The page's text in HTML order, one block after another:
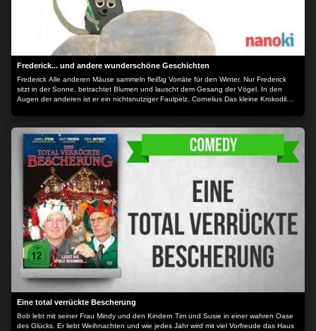
Frederick... und andere wunderschöne Geschichten
Frederick Alle anderen Mäuse sammeln fleißig Vorräte für den Winter. Nur Frederick
sitzt in der Sonne, betrachtet Blumen und lauscht dem Gesang der Vögel. In den
Augen der anderen ist er ein nichtsnutziger Faulpelz. Cornelius Das kleine Krokodil
Leben geht. Alle anderen Krokodile sind natürlich der Meinung, dass ein ordentliches
Krokodil sich auf allen Vieren fortbewegt. Sie machen ihm das Leben schwer mit ihren
ständigen Vorwürfen. It`s mine "Das ist meins!“ “Nein, gib her, das ist meins!“ So geht
das den lieben langen Tag. Keine Stunde vergeht, ohne dass sich Milton, Rupert und
Lydia, die drei kleinen Frösche, nicht um irgendetwas streiten. Selbst der alten weisen
Kröte gelingt es nicht, die Streithähne zu versöhnen. Fish is Fish Ein kleiner Fisch will
wie sein Freund, die Kaulquappe, eines Tages den Teich verlassen, um die Kühe mit
den Hörnern, die Menschen auf zwei Beinen, die Vögel in der Luft und die
riesengroßen Bäume zu sehen. Swimmy Swimmy sieht nicht nur anders aus als die
anderen kleinen Fische - er ist schwarz und die anderen sind rot - er schwimmt auch
schneller als alle anderen. Deshalb entkommt Swimmy auch als einziger dem großen,
gefräßigen Thunfisch. Jetzt schwimmt er allein durch den weiten Ozean. Der Inhalt
wird bereitgestellt von: PLAION PICTURES GmbH, Lochhamer Str. 9, 82152
Planegg/München
Eine total verrückte Bescherung
Bob lebt mit seiner Frau Mindy und den Kindern Tim und Susie in einer wahren Oase
des Glücks. Er liebt Weihnachten und wie jedes Jahr wird mit viel Vorfreude das Haus